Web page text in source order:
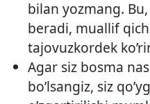
bilan yozmang.
beradi, muallif
tajovuzkordek
Agar siz bosma
bo’lsangiz, siz